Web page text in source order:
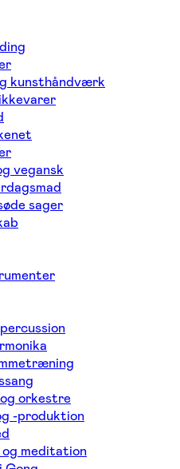
kunsthåndværk
vegansk
sager
orkestre
-produktion
meditation